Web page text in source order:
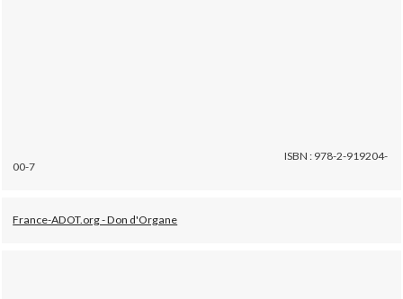
ISBN : 978-2-919204-
00-7
France-ADOT.org - Don d'Organe